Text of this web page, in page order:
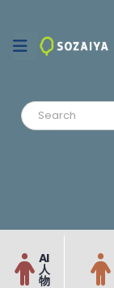
AI
人
物